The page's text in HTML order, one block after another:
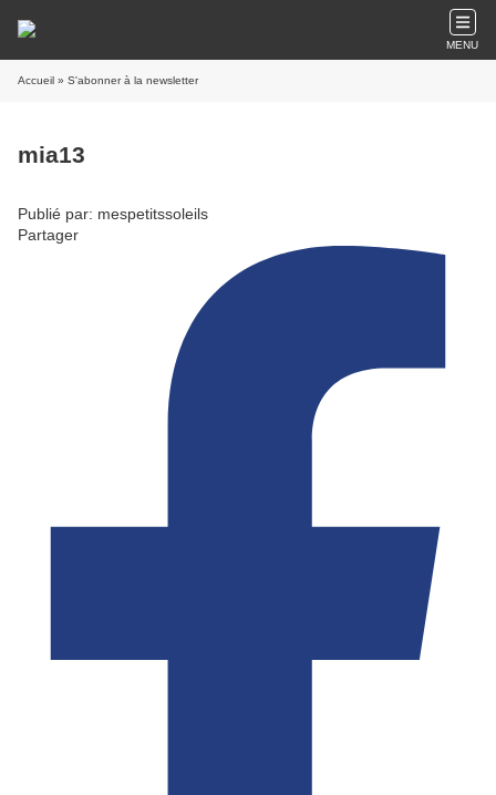
MENU
Accueil » S'abonner à la newsletter
mia13
Publié par: mespetitssoleils
Partager